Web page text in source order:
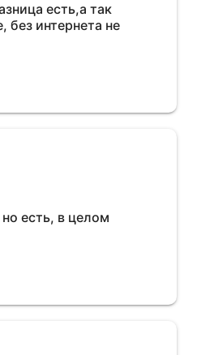
есть,а так
без интернета не
есть, в целом